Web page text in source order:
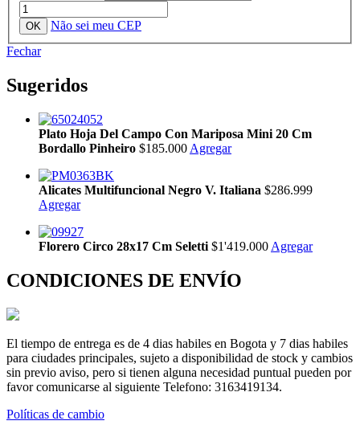
Não sei meu CEP
Fechar
Sugeridos
Plato Hoja Del Campo Con Mariposa Mini 20 Cm
Bordallo Pinheiro $185.000 Agregar
Alicates Multifuncional Negro V. Italiana $286.999
Agregar
Florero Circo 28x17 Cm Seletti $1'419.000 Agregar
CONDICIONES DE ENVÍO
El tiempo de entrega es de 4 dias habiles en Bogota y 7 dias habiles
para ciudades principales, sujeto a disponibilidad de stock y cambios
sin previo aviso, pero si tienen alguna necesidad puntual pueden por
favor comunicarse al siguiente Telefono: 3163419134.
Políticas de cambio